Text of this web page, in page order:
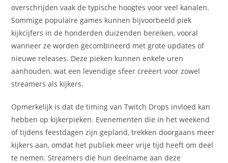
overschrijden vaak de typische hoogtes voor veel kanalen.
Sommige populaire games kunnen bijvoorbeeld piek
kijkcijfers in de honderden duizenden bereiken, vooral
wanneer ze worden gecombineerd met grote updates of
nieuwe releases. Deze pieken kunnen enkele uren
aanhouden, wat een levendige sfeer creëert voor zowel
streamers als kijkers.
Opmerkelijk is dat de timing van Twitch Drops invloed kan
hebben op kijkerpieken. Evenementen die in het weekend
of tijdens feestdagen zijn gepland, trekken doorgaans meer
kijkers aan, omdat het publiek meer vrije tijd heeft om deel
te nemen. Streamers die hun deelname aan deze